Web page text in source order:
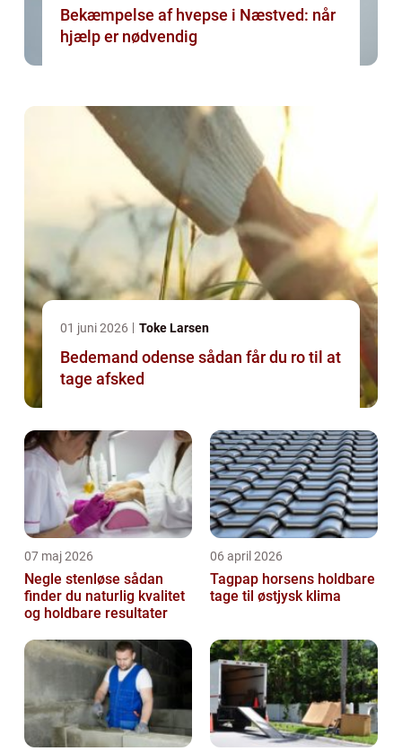
Bekæmpelse af hvepse i Næstved: når
hjælp er nødvendig
01 juni 2026 Toke Larsen
Bedemand odense sådan får du ro til at
tage afsked
07 maj 2026
Negle stenløse sådan
finder du naturlig kvalitet
og holdbare resultater
06 april 2026
Tagpap horsens holdbare
tage til østjysk klima